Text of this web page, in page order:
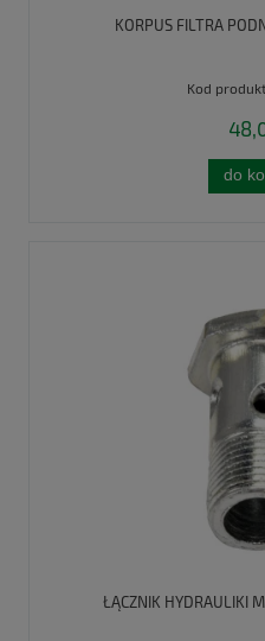
KORPUS FILTRA
Kod
do
ŁĄCZNIK HYDRAULIKI